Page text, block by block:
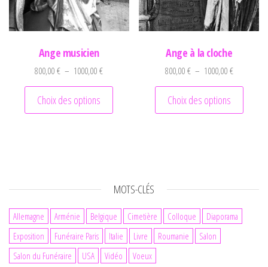
Ange musicien
800,00€ – 1000,00€Plage de prix : 800,00 € à 1000,00 €
Choix des options
Ce produit a plusieurs variations. Les
Ange à la cloche
800,00€ – 1000,00€Plage de
Choix des options
Ce
MOTS-CLÉS
Allemagne Arménie Belgique Cimetière Colloque
Diaporama
Exposition
Funéraire Paris Italie Livre Roumanie
Salon
Salon du Funéraire
USA Vidéo Voeux